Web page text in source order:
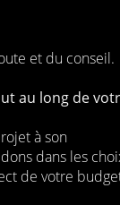
et du conseil.
au long de
à son
dans les
de votre